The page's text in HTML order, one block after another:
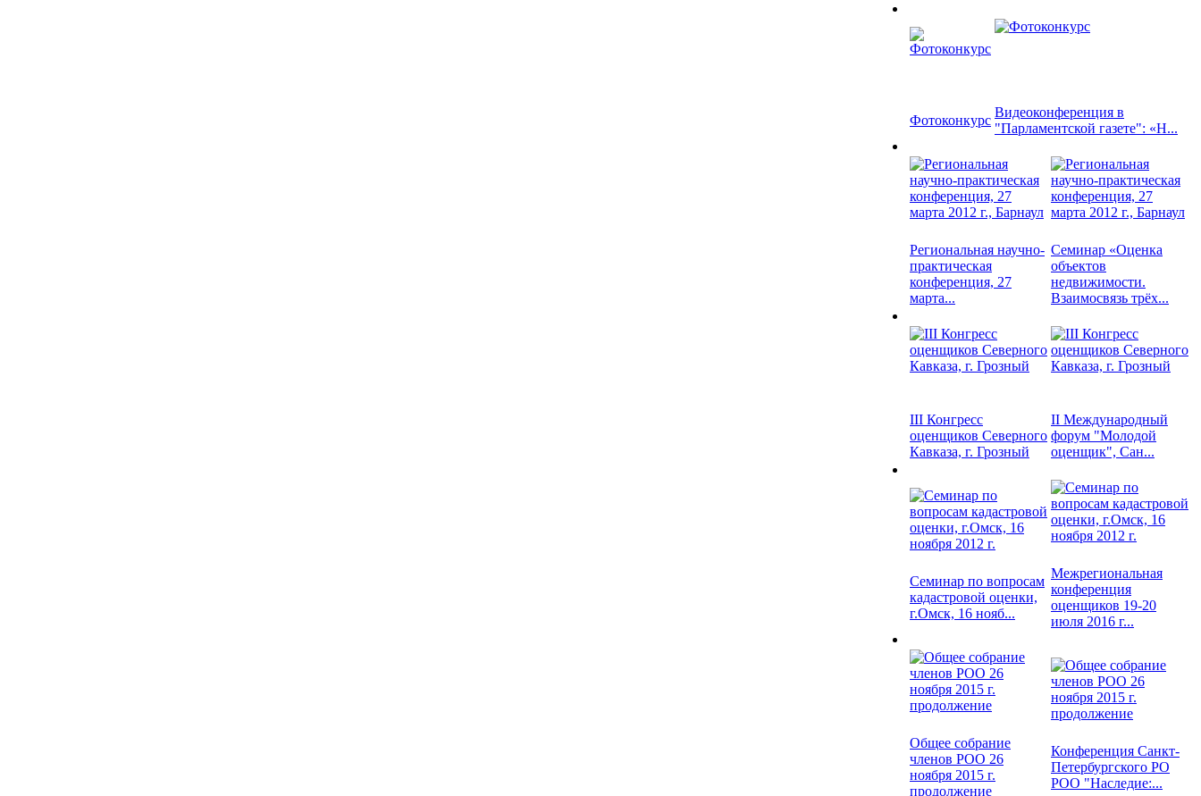
Фотоконкурс
Видеоконференция в
"Парламентской газете": «Н...
Региональная научно-
практическая
конференция, 27
марта...
Семинар «Оценка
объектов
недвижимости.
Взаимосвязь трёх...
III Конгресс
оценщиков Северного
Кавказа, г. Грозный
II Международный
форум "Молодой
оценщик", Сан...
Семинар по вопросам
кадастровой оценки,
г.Омск, 16 нояб...
Межрегиональная
конференция
оценщиков 19-20
июля 2016 г...
Общее собрание
членов РОО 26
ноября 2015 г.
продолжение
Конференция Санкт-
Петербургского РО
РОО "Наследие:...